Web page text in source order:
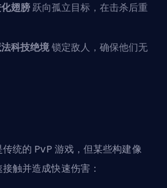
翅膀跃向孤立目标，在击杀后重
科技绝境锁定敌人，确保他们无
统的 PvP 游戏，但某些构建像
触并造成快速伤害：